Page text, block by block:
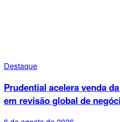
Destaque
Prudential acelera venda
em revisão global de